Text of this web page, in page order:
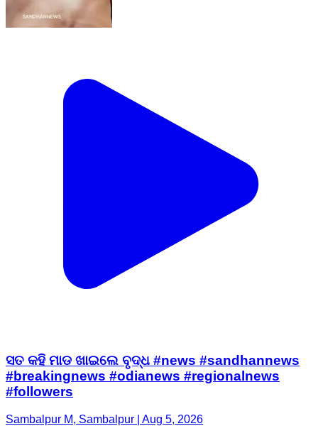
ସତ କହି ମାଡ ଖାଇଲେ ବୃଦ୍ଧ #news #sandhannews
#breakingnews #odianews #regionalnews
#followers
Sambalpur M, Sambalpur | Aug 5, 2026